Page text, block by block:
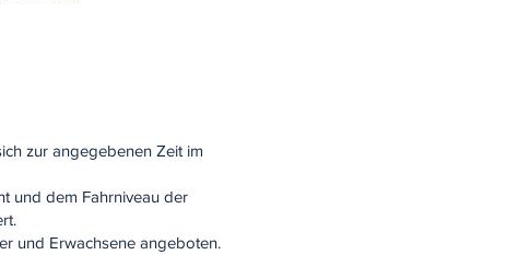
zur angegebenen Zeit im
und dem Fahrniveau der
und Erwachsene angeboten.